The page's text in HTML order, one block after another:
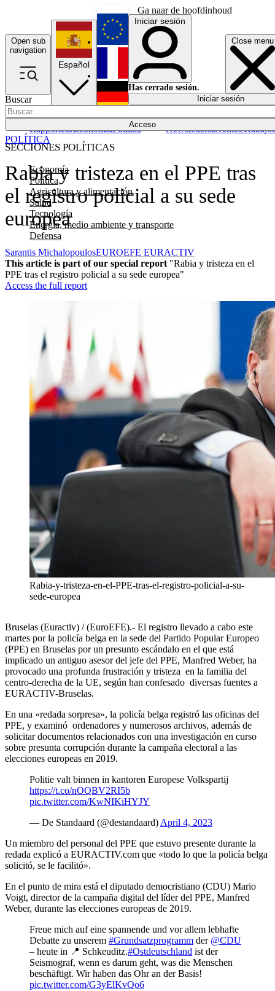
Ga naar de hoofdinhoud
Open sub
navigation
Close menu
Buscar
Acceso
SECCIONES POLÍTICAS
Economía
Política
Agricultura y alimentación
Salud
Tecnología
Energía, medio ambiente y transporte
Defensa
RapporteurEconomíaPolítica NewslettersEventosTrabajos
Español
English
Français
Iniciar sesión
Has cerrado sesión.
Iniciar sesión
Rabia y tristeza en el PPE tras
el registro policial a su sede
europea
POLÍTICA
Sarantis MichalopoulosEUROEFE EURACTIV
This article is part of our special report "Rabia y tristeza en el
PPE tras el registro policial a su sede europea"
Access the full report
Rabia-y-tristeza-en-el-PPE-tras-el-registro-policial-a-su-
sede-europea
Bruselas (Euractiv) / (EuroEFE).- El registro llevado a cabo este
martes por la policía belga en la sede del Partido Popular Europeo
(PPE) en Bruselas por un presunto escándalo en el que está
implicado un antiguo asesor del jefe del PPE, Manfred Weber, ha
provocado una profunda frustración y tristeza en la familia del
centro-derecha de la UE, según han confesado diversas fuentes a
EURACTIV-Bruselas.
En una «redada sorpresa», la policía belga registró las oficinas del
PPE, y examinó ordenadores y numerosos archivos, además de
solicitar documentos relacionados con una investigación en curso
sobre presunta corrupción durante la campaña electoral a las
elecciones europeas en 2019.
Politie valt binnen in kantoren Europese Volkspartij
https://t.co/nOQBV2RI5b
pic.twitter.com/KwNIKiHYJY
— De Standaard (@destandaard) April 4, 2023
Un miembro del personal del PPE que estuvo presente durante la
redada explicó a EURACTIV.com que «todo lo que la policía belga
solicitó, se le facilitó».
En el punto de mira está el diputado democristiano (CDU) Mario
Voigt, director de la campaña digital del líder del PPE, Manfred
Weber, durante las elecciones europeas de 2019.
Freue mich auf eine spannende und vor allem lebhafte
Debatte zu unserem #Grundsatzprogramm der @CDU
– heute in 📍 Schkeuditz.#Ostdeutschland ist der
Seismograf, wenn es darum geht, was die Menschen
beschäftigt. Wir haben das Ohr an der Basis!
pic.twitter.com/G3yElKvQo6